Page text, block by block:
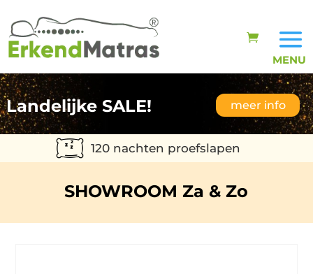
Landelijke SALE! meer info
120 nachten proefslapen
SHOWROOM Za & Zo